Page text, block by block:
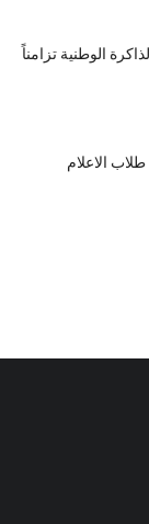
الوطنية تزامناً
الاعلام